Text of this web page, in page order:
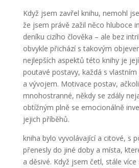
Když jsem zavřel knihu, nemohl
že jsem právě zažil něco hluboce
deníku cizího člověka – ale bez
obvykle přichází s takovým
nejlepších aspektů této knihy je
poutavé postavy, každá s
a vývojem. Motivace postav,
mnohostranné, někdy se zdály
obtížným plně se emocionálně
jejich příběhů.
kniha bylo vyvolávající a citové, s
přenesly do jiné doby a místa,
a děsivé. Když jsem četl, stále